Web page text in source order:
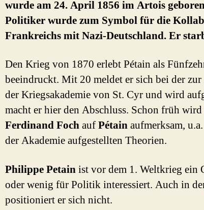
wurde am 24. April 1856 im Artois
Politiker wurde zum Symbol für die
Frankreichs mit Nazi-Deutschland. Er
Den Krieg von 1870 erlebt Pétain als
beeindruckt. Mit 20 meldet er sich bei der
der Kriegsakademie von St. Cyr und wird
macht er hier den Abschluss. Schon früh wird
Ferdinand FochaufPétainaufmerksam,
der Akademie aufgestellten Theorien.
Philippe Petainist vor dem 1. Weltkrieg ein
oder wenig für Politik interessiert. Auch in
positioniert er sich nicht.